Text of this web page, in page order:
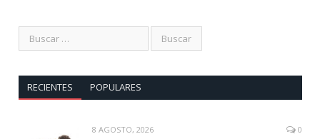
RECIENTES POPULARES
8 AGOSTO, 2026 0